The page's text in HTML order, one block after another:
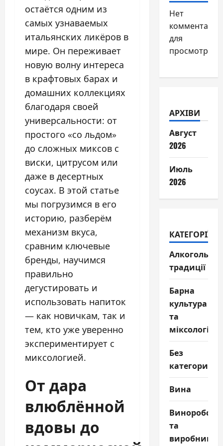
остаётся одним из
самых узнаваемых
итальянских ликёров в
мире. Он переживает
новую волну интереса
в крафтовых барах и
домашних коллекциях
благодаря своей
универсальности: от
простого «со льдом»
до сложных миксов с
виски, цитрусом или
даже в десертных
соусах. В этой статье
мы погрузимся в его
историю, разберём
механизм вкуса,
сравним ключевые
бренды, научимся
правильно
дегустировать и
использовать напиток
— как новичкам, так и
тем, кто уже уверенно
экспериментирует с
миксологией.
От дара
влюблённой
вдовы до
Нет
для
просмотра.
АРХІВИ
Август
2026
Июль
2026
КАТЕГОРІЇ
Алкогольні
традиції
Барна
культура
та
міксологія
Без
категории
Вина
та